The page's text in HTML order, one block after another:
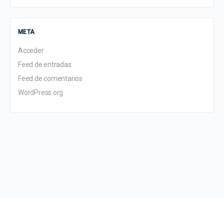
META
Acceder
Feed de entradas
Feed de comentarios
WordPress.org